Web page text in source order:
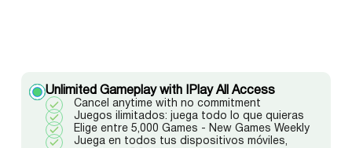
Unlimited Gameplay with IPlay All Access
Cancel anytime with no commitment
Juegos ilimitados: juega todo lo que quieras
Elige entre 5,000 Games - New Games Weekly
Juega en todos tus dispositivos móviles,